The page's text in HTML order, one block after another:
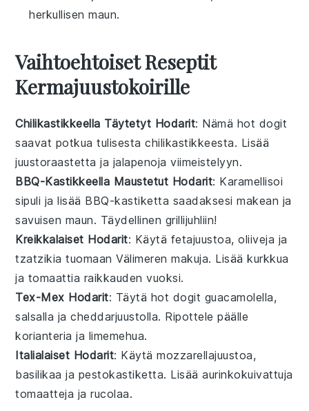
herkullisen maun.
Vaihtoehtoiset Reseptit
Kermajuustokoirille
Chilikastikkeella Täytetyt Hodarit: Nämä hot dogit
saavat potkua tulisestachilikastikkeesta. Lisää
juustoraastetta ja jalapenoja viimeistelyyn.
BBQ-Kastikkeella Maustetut Hodarit: Karamellisoi
sipuli ja lisää BBQ-kastiketta saadaksesi makean ja
savuisen maun. Täydellinen grillijuhliin!
Kreikkalaiset Hodarit: Käytä fetajuustoa,oliiveja ja
tzatzikia tuomaan Välimeren makuja. Lisääkurkkua
ja tomaattia raikkauden vuoksi.
Tex-Mex Hodarit: Täytä hot dogit guacamolella,
salsalla jacheddarjuustolla. Ripottele päälle
korianteria ja limemehua.
Italialaiset Hodarit: Käytämozzarellajuustoa,
basilikaa ja pestokastiketta. Lisääaurinkokuivattuja
tomaatteja jarucolaa.